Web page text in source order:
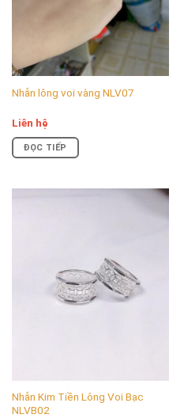
Nhẫn lông voi vàng NLV07
Liên hệ
ĐỌC TIẾP
Nhẫn Kim Tiền Lông Voi Bạc
NLVB02